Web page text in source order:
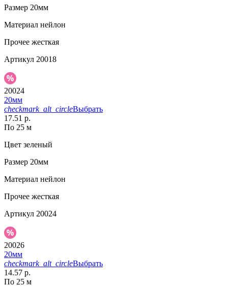
Размер 20мм
Материал нейлон
Прочее жесткая
Артикул 20018
20024
20мм
checkmark_alt_circleВыбрать
17.51 р.
По 25 м
Цвет зеленый
Размер 20мм
Материал нейлон
Прочее жесткая
Артикул 20024
20026
20мм
checkmark_alt_circleВыбрать
14.57 р.
По 25 м